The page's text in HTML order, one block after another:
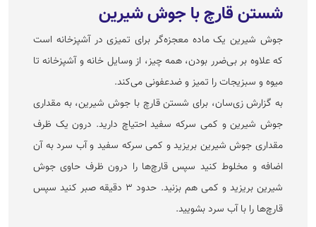
شستن قارچ با جوش شیرین
جوش شیرین یک ماده معجزه‌گر برای تمیزی در آشپزخانه است
که علاوه بر بی‌ضرر بودن، همه چیز، از وسایل خانه و آشپزخانه تا
میوه و سبزیجات را تمیز و ضد‌عفونی می‌کند.
به گزارش زی‌سان، برای شستن قارچ با جوش شیرین، به مقداری
جوش شیرین و کمی سرکه سفید احتیاچ دارید. درون یک ظرف
مقداری جوش شیرین بریزید و کمی سرکه سفید و آب سرد به آن
اضافه و مخلوط کنید سپس قارچ‌ها را درون ظرف حاوی جوش
شیرین بریزید و کمی هم بزنید. حدود ۳ دقیقه صبر کنید سپس
قارچ‌ها را با آب سرد بشویید.